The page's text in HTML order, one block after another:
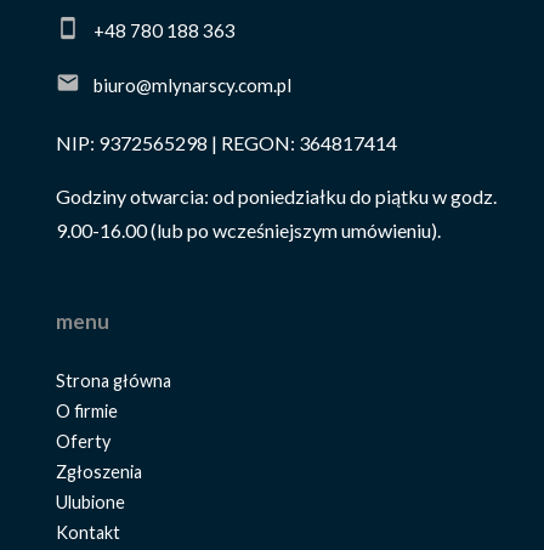
+48 780 188 363
biuro@mlynarscy.com.pl
NIP: 9372565298 | REGON: 364817414
Godziny otwarcia: od poniedziałku do piątku w godz.
9.00-16.00 (lub po wcześniejszym umówieniu).
menu
Strona główna
O firmie
Oferty
Zgłoszenia
Ulubione
Kontakt